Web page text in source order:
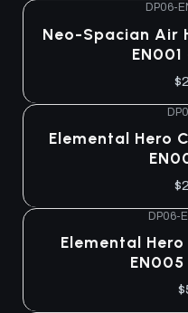
DP06-
Neo-Spacian Air
Elemental Hero
DP06-
Elemental